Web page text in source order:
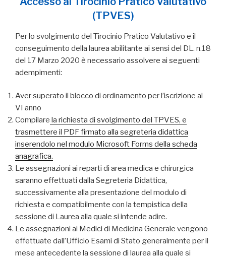
(TPVES)
Per lo svolgimento del Tirocinio Pratico Valutativo e il
conseguimento della laurea abilitante ai sensi del DL. n.18
del 17 Marzo 2020 è necessario assolvere ai seguenti
adempimenti:
Aver superato il blocco di ordinamento per l’iscrizione al
VI anno
Compilare la richiesta di svolgimento del TPVES, e
trasmettere il PDF firmato alla segreteria didattica
inserendolo nel modulo Microsoft Forms della scheda
anagrafica.
Le assegnazioni ai reparti di area medica e chirurgica
saranno effettuati dalla Segreteria Didattica,
successivamente alla presentazione del modulo di
richiesta e compatibilmente con la tempistica della
sessione di Laurea alla quale si intende adire.
Le assegnazioni ai Medici di Medicina Generale vengono
effettuate dall’Ufficio Esami di Stato generalmente per il
mese antecedente la sessione di laurea alla quale si